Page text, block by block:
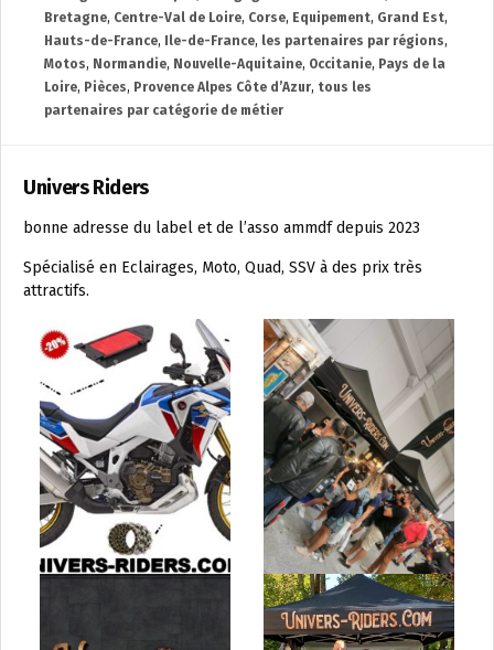
Bretagne, Centre-Val de Loire, Corse, Equipement, Grand Est,
Hauts-de-France, Ile-de-France, les partenaires par régions,
Motos, Normandie, Nouvelle-Aquitaine, Occitanie, Pays de la
Loire, Pièces, Provence Alpes Côte d’Azur, tous les
partenaires par catégorie de métier
Univers Riders
bonne adresse du label et de l’asso ammdf depuis 2023
Spécialisé en Eclairages, Moto, Quad, SSV à des prix très
attractifs.